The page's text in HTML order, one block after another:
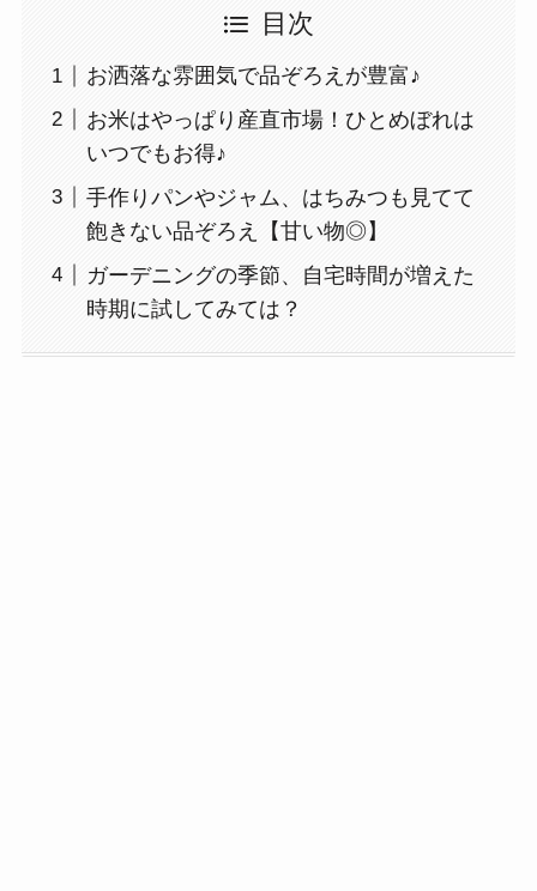
目次
お洒落な雰囲気で品ぞろえが豊富♪
お米はやっぱり産直市場！ひとめぼれは
いつでもお得♪
手作りパンやジャム、はちみつも見てて
飽きない品ぞろえ【甘い物◎】
ガーデニングの季節、自宅時間が増えた
時期に試してみては？